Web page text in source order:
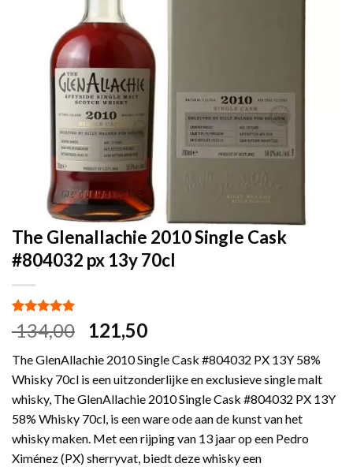
The Glenallachie 2010 Single Cask
#804032 px 13y 70cl
Gewaardeerd
5.00op 5
op
2
klant
waarderingen
134,00
Oorspronkelijke
was:
€ 134,00.
121,50Huidige
is:
€ 121,50.
The GlenAllachie 2010 Single Cask #804032 PX 13Y 58%
Whisky 70cl is een uitzonderlijke en exclusieve single malt
whisky, The GlenAllachie 2010 Single Cask #804032 PX 13Y
58% Whisky 70cl, is een ware ode aan de kunst van het
whisky maken. Met een rijping van 13 jaar op een Pedro
Ximénez (PX) sherryvat, biedt deze whisky een